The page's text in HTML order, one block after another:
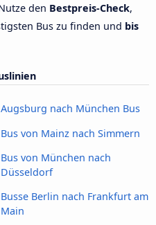
den Bestpreis-Check,
Bus zu finden und bis
Augsburg nach München Bus
Bus von Mainz nach Simmern
Bus von München nach
Düsseldorf
Busse Berlin nach Frankfurt am
Main